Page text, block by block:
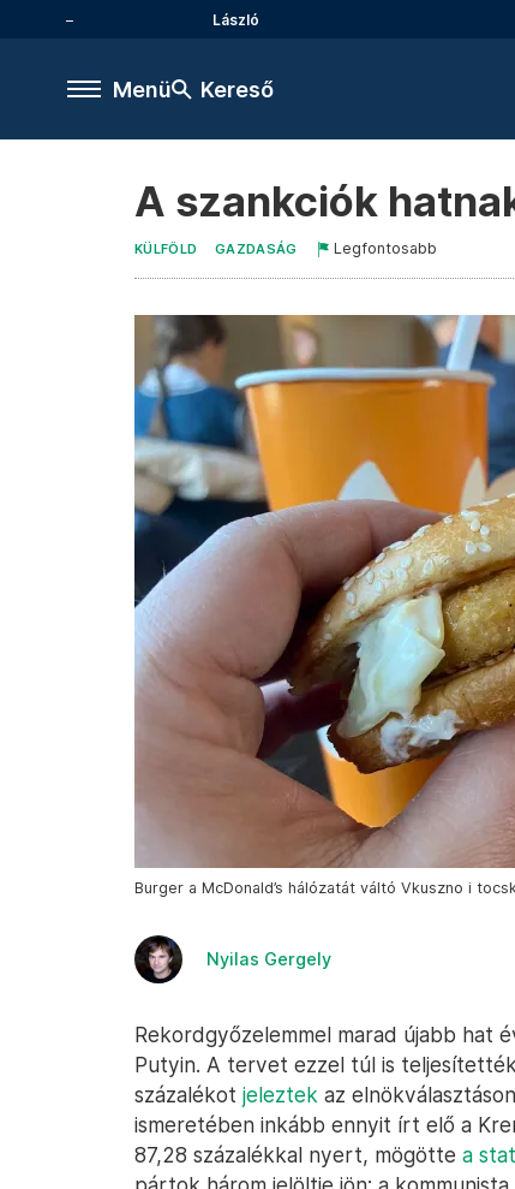
László
Menü Kereső
A szankciók
KÜLFÖLD GAZDASÁG Legfontosabb
Burger a McDonald’s hálózatát váltó Vkuszno i
Nyilas Gergely
Rekordgyőzelemmel marad újabb hat
Putyin. A tervet ezzel túl is
százalékot jeleztek az
ismeretében inkább ennyit írt elő a
87,28 százalékkal nyert, mögötte a